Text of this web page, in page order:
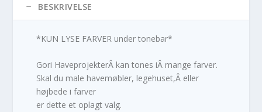
BESKRIVELSE
*KUN LYSE FARVER under tonebar*
Gori HaveprojekterÂ kan tones iÂ mange farver.
Skal du male havemøbler, legehuset,Â eller
højbede i farver
er dette et oplagt valg.